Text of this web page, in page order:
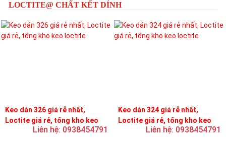
LOCTITE@ CHẤT KẾT DÍNH
Keo dán 326 giá rẻ nhất,
Loctite giá rẻ, tổng kho keo
Liên hệ: 0938454791
Keo dán 324 giá rẻ nhất,
Loctite giá rẻ, tổng kho keo
Liên hệ: 0938454791